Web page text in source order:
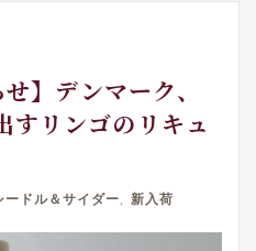
せ】デンマーク、
すリンゴのリキュ
ードル＆サイダー, 新入荷